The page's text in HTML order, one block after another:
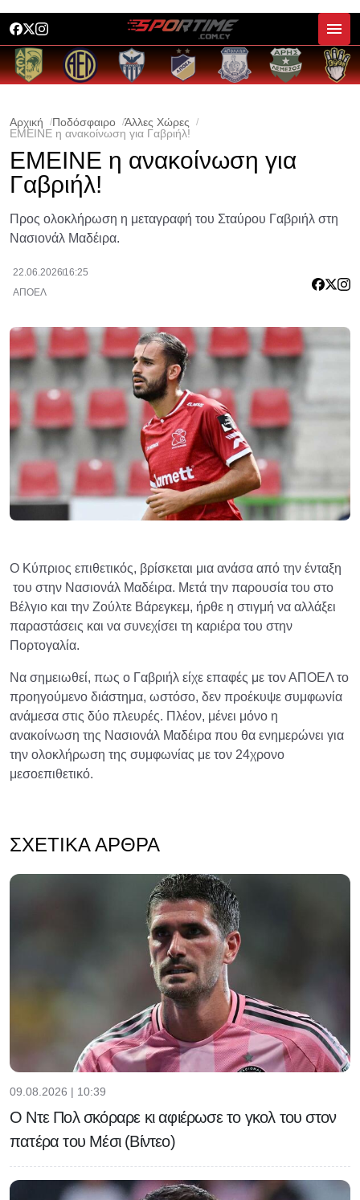
Αρχική Ποδόσφαιρο
Άλλες Χώρες
ΕΜΕΙΝΕ η ανακοίνωση για Γαβριήλ!
ΕΜΕΙΝΕ η ανακοίνωση για
Γαβριήλ!
Προς ολοκλήρωση η μεταγραφή του Σταύρου Γαβριήλ στη
Νασιονάλ Μαδέιρα.
22.06.2026 16:25
ΑΠΟΕΛ
Ο Κύπριος επιθετικός, βρίσκεται μια ανάσα από την ένταξη
του στην Νασιονάλ Μαδέιρα. Μετά την παρουσία του στο
Βέλγιο και την Ζούλτε Βάρεγκεμ, ήρθε η στιγμή να αλλάξει
παραστάσεις και να συνεχίσει τη καριέρα του στην
Πορτογαλία.
Να σημειωθεί, πως ο Γαβριήλ είχε επαφές με τον ΑΠΟΕΛ το
προηγούμενο διάστημα, ωστόσο, δεν προέκυψε συμφωνία
ανάμεσα στις δύο πλευρές. Πλέον, μένει μόνο η
ανακοίνωση της Νασιονάλ Μαδέιρα που θα ενημερώνει για
την ολοκλήρωση της συμφωνίας με τον 24χρονο
μεσοεπιθετικό.
ΣΧΕΤΙΚΆ ΆΡΘΡΑ
09.08.2026 | 10:39
Ο Ντε Πολ σκόραρε κι αφιέρωσε το γκολ του στον
πατέρα του Μέσι (Βίντεο)